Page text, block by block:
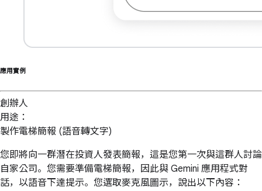
應用實例
創辦人
用途：
製作電梯簡報 (語音轉文字)
您即將向一群潛在投資人發表簡報，這是您第一次與這群人討論
自家公司。您需要準備電梯簡報，因此與 Gemini 應用程式對
話，以語音下達提示。您選取麥克風圖示，說出以下內容：